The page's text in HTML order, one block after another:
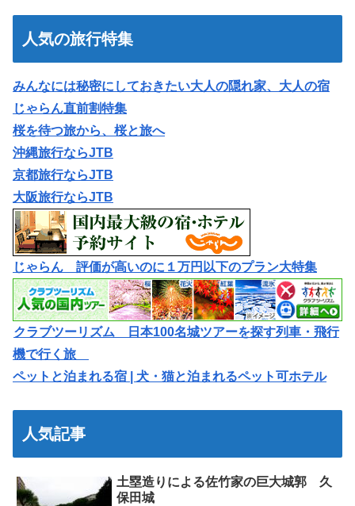
人気の旅行特集
みんなには秘密にしておきたい大人の隠れ家、大人の宿
じゃらん直前割特集
桜を待つ旅から、桜と旅へ
沖縄旅行ならJTB
京都旅行ならJTB
大阪旅行ならJTB
じゃらん 評価が高いのに１万円以下のプラン大特集
クラブツーリズム 日本100名城ツアーを探す列車・飛行
機で行く旅
ペットと泊まれる宿 | 犬・猫と泊まれるペット可ホテル
人気記事
土塁造りによる佐竹家の巨大城郭 久
保田城